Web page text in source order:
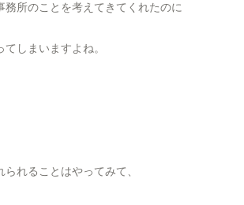
務所のことを考えてきてくれたのに
しまいますよね。
れることはやってみて、